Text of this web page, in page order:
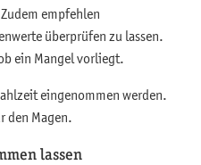
empfehlen
überprüfen zu lassen.
ein Mangel vorliegt.
eingenommen werden.
den Magen.
lassen